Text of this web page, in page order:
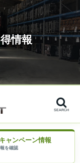
SEARCH
ャンペーン情報